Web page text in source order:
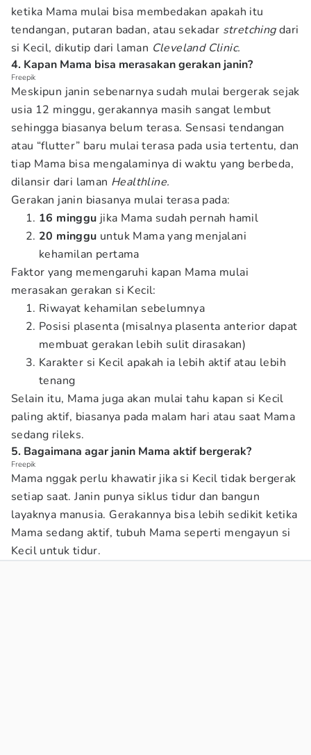
ketika Mama mulai bisa membedakan apakah itu
tendangan, putaran badan, atau sekadar stretchingdari
si Kecil, dikutip dari laman Cleveland Clinic.
4. Kapan Mama bisa merasakan gerakan janin?
Freepik
Meskipun janin sebenarnya sudah mulai bergerak sejak
usia 12 minggu, gerakannya masih sangat lembut
sehingga biasanya belum terasa. Sensasi tendangan
atau “flutter” baru mulai terasa pada usia tertentu, dan
tiap Mama bisa mengalaminya di waktu yang berbeda,
dilansir dari laman Healthline.
Gerakan janin biasanya mulai terasa pada:
16 minggu jika Mama sudah pernah hamil
20 minggu untuk Mama yang menjalani
kehamilan pertama
Faktor yang memengaruhi kapan Mama mulai
merasakan gerakan si Kecil:
Riwayat kehamilan sebelumnya
Posisi plasenta (misalnya plasenta anterior dapat
membuat gerakan lebih sulit dirasakan)
Karakter si Kecil apakah ia lebih aktif atau lebih
tenang
Selain itu, Mama juga akan mulai tahu kapan si Kecil
paling aktif, biasanya pada malam hari atau saat Mama
sedang rileks.
5. Bagaimana agar janin Mama aktif bergerak?
Freepik
Mama nggak perlu khawatir jika si Kecil tidak bergerak
setiap saat. Janin punya siklus tidur dan bangun
layaknya manusia. Gerakannya bisa lebih sedikit ketika
Mama sedang aktif, tubuh Mama seperti mengayun si
Kecil untuk tidur.